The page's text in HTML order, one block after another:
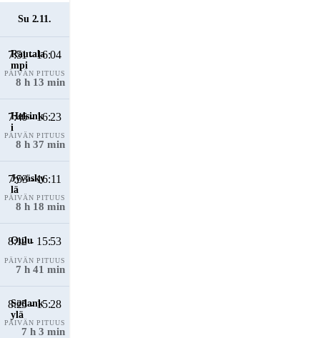
Su 2.11.
7:51 - 16:04
PÄIVÄN PITUUS
8 h 13 min
7:46 - 16:23
PÄIVÄN PITUUS
8 h 37 min
7:53 - 16:11
PÄIVÄN PITUUS
8 h 18 min
8:12 - 15:53
PÄIVÄN PITUUS
7 h 41 min
8:25 - 15:28
PÄIVÄN PITUUS
7 h 3 min